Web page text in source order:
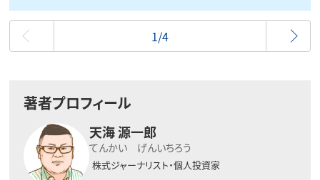
最初
1/4
著者プロフィール
天海 源一郎
てんかい げんいちろう
株式ジャーナリスト・個人投資家